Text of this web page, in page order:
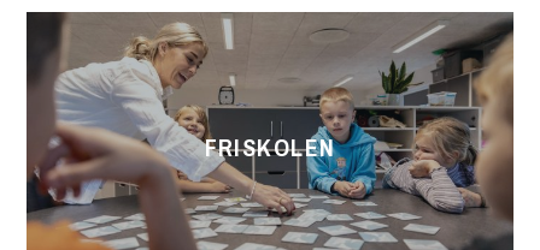
FRISKOLEN